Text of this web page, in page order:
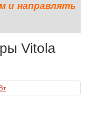
и направлять
Vitola